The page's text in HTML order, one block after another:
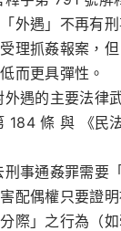
外遇」不再有
理抓姦報案，但
而更具彈性 。
外遇的主要法律
184 條 與
《民
刑事通姦罪需要
配偶權只要證
際」之行為（